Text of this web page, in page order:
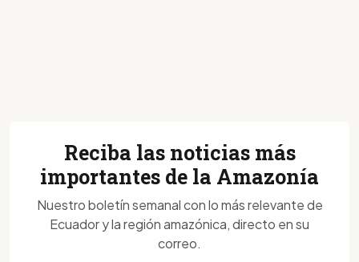
Reciba las noticias más
importantes de la Amazonía
Nuestro boletín semanal con lo más relevante de
Ecuador y la región amazónica, directo en su
correo.